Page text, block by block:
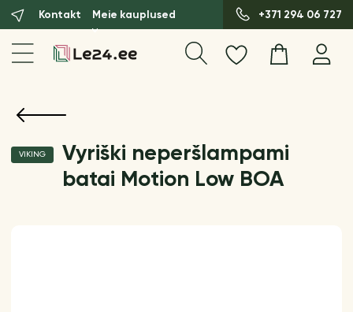
Kontakt Meie kauplused +371 294 06 727
VIKING
Vyriški neperšlampami
batai Motion Low BOA